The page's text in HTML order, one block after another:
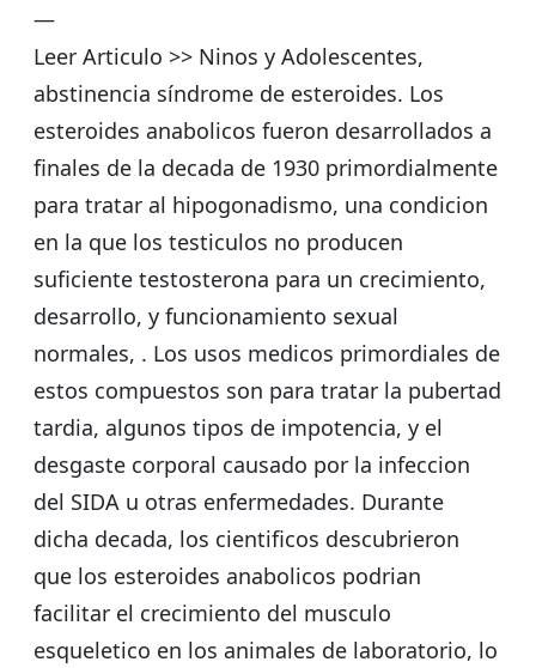
—
Leer Articulo >> Ninos y Adolescentes,
abstinencia síndrome de esteroides. Los
esteroides anabolicos fueron desarrollados a
finales de la decada de 1930 primordialmente
para tratar al hipogonadismo, una condicion
en la que los testiculos no producen
suficiente testosterona para un crecimiento,
desarrollo, y funcionamiento sexual
normales, . Los usos medicos primordiales de
estos compuestos son para tratar la pubertad
tardia, algunos tipos de impotencia, y el
desgaste corporal causado por la infeccion
del SIDA u otras enfermedades. Durante
dicha decada, los cientificos descubrieron
que los esteroides anabolicos podrian
facilitar el crecimiento del musculo
esqueletico en los animales de laboratorio, lo